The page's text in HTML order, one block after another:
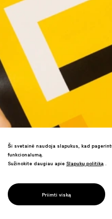
LIFECOIN
LIPDUKŲ
Ši svetainė naudoja slapukus, kad
funkcionalumą.
Sužinokite daugiau apie Slapukų politiką
Slapukų politiką .
Priimti viską